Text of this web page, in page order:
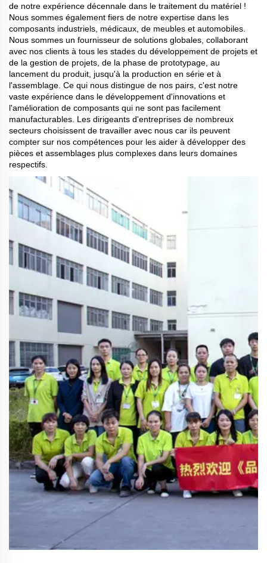
de notre expérience décennale dans le traitement du matériel !
Nous sommes également fiers de notre expertise dans les
composants industriels, médicaux, de meubles et automobiles.
Nous sommes un fournisseur de solutions globales, collaborant
avec nos clients à tous les stades du développement de projets et
de la gestion de projets, de la phase de prototypage, au
lancement du produit, jusqu'à la production en série et à
l'assemblage. Ce qui nous distingue de nos pairs, c'est notre
vaste expérience dans le développement d'innovations et
l'amélioration de composants qui ne sont pas facilement
manufacturables. Les dirigeants d'entreprises de nombreux
secteurs choisissent de travailler avec nous car ils peuvent
compter sur nos compétences pour les aider à développer des
pièces et assemblages plus complexes dans leurs domaines
respectifs.